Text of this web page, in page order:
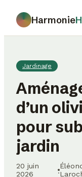
Harmonie
Déco
Jardinage
Immobilier
Gastronomie
Jardinage
d’un
pour
jardin
20 juin
2026
·